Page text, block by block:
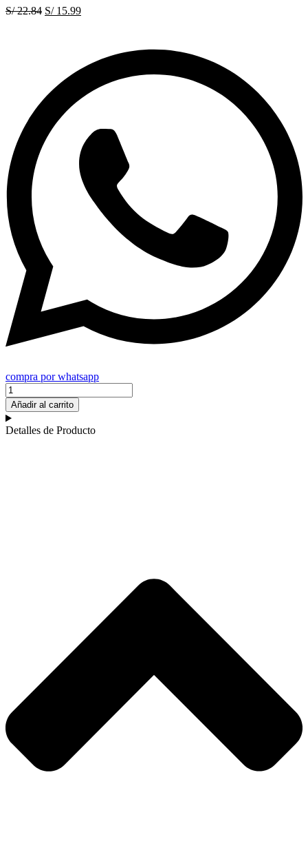
S/22.84 El
S/15.99
S/ 15.99.
compra por whatsapp
Tacho
plegable
con
dispensador
Añadir al carrito
Detalles de Producto